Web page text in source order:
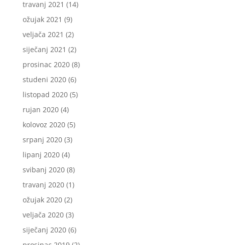
travanj 2021 (14)
ožujak 2021 (9)
veljača 2021 (2)
siječanj 2021 (2)
prosinac 2020(8)
studeni 2020(6)
listopad 2020(5)
rujan 2020(4)
kolovoz 2020(5)
srpanj 2020(3)
lipanj 2020(4)
svibanj 2020(8)
travanj 2020(1)
ožujak 2020(2)
veljača 2020(3)
siječanj 2020(6)